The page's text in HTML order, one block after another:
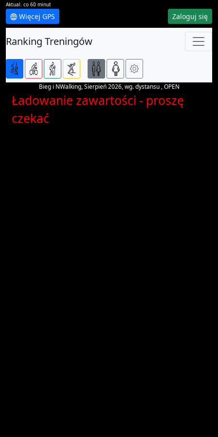
Aktual. co 60 minut
Więcej GPS Zaloguj się
Ranking Treningów
Bieg i NWalking, Sierpień 2026, wg. dystansu , OPEN
Ładowanie zawartości - proszę
czekać